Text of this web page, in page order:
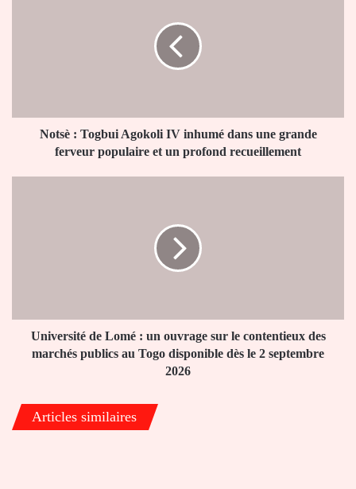
grande
ferveurNotsè : Togbui Agokoli IV inhumé dans une grande
ferveur populaire et un profond recueillement
contentieux
marchés
disponible
dès
Université de Lomé : un ouvrage sur le contentieux des
marchés publics au Togo disponible dès le 2 septembre
2026
Articles similaires